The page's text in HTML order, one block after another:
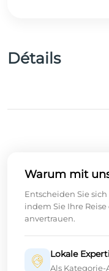
Détails
Warum mit
Entscheiden Sie
indem Sie Ihre
anvertrauen.
Lokale
Als